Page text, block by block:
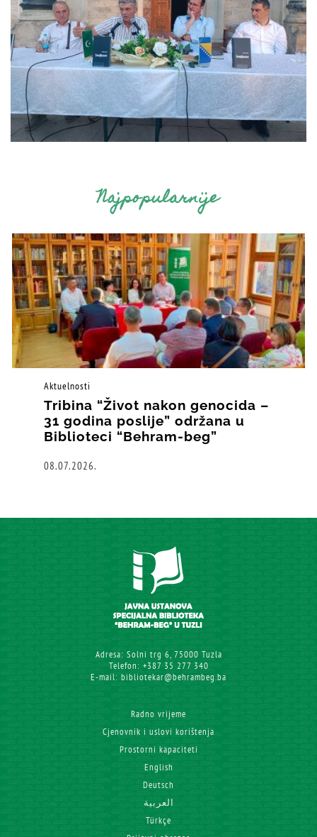
Najpopularnije
Aktuelnosti
Tribina “Život nakon genocida –
31 godina poslije” održana u
Biblioteci “Behram-beg”
08.07.2026.
Adresa: Solni trg 6, 75000 Tuzla
Telefon: +387 35 277 340
E-mail: bibliotekar@behrambeg.ba
Radno vrijeme
Cjenovnik i uslovi korištenja
Prostorni kapaciteti
English
Deutsch
العربية
Türkçe